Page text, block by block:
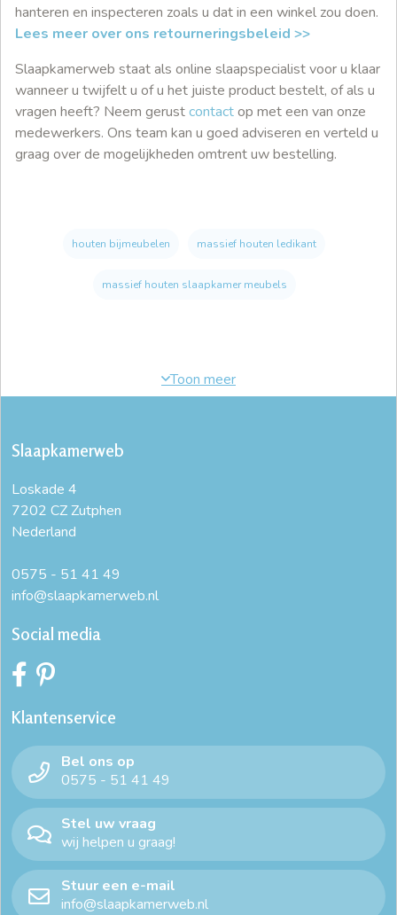
hanteren en inspecteren zoals u dat in een winkel zou doen.
Lees meer over ons retourneringsbeleid >>
Slaapkamerweb staat als online slaapspecialist voor u klaar
wanneer u twijfelt u of u het juiste product bestelt, of als u
vragen heeft? Neem gerustcontactop met een van onze
medewerkers. Ons team kan u goed adviseren en verteld u
graag over de mogelijkheden omtrent uw bestelling.
houten bijmeubelen massief houten ledikant
massief houten slaapkamer meubels
Slaapkamerweb
Loskade 4
7202 CZ Zutphen
Nederland
0575 - 51 41 49
info@slaapkamerweb.nl
Social media
Klantenservice
Bel ons op
0575 - 51 41 49
Stel uw vraag
wij helpen u graag!
Stuur een e-mail
info@slaapkamerweb.nl